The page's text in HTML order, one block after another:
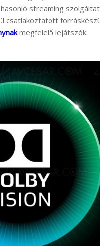
streaming
csatlakoztatott
megfelelő lejátszók.